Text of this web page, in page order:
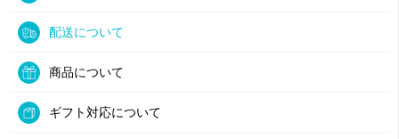
配送について
商品について
ギフト対応について